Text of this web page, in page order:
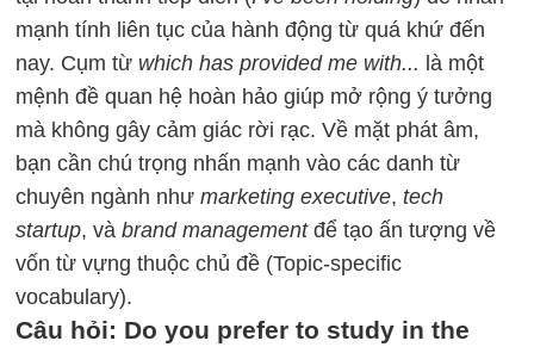
mạnh tính liên tục của hành động từ quá khứ đến
nay. Cụm từ which has provided me with... là một
mệnh đề quan hệ hoàn hảo giúp mở rộng ý tưởng
mà không gây cảm giác rời rạc. Về mặt phát âm,
bạn cần chú trọng nhấn mạnh vào các danh từ
chuyên ngành nhưmarketing executive,tech
startup, vàbrand managementđể tạo ấn tượng về
vốn từ vựng thuộc chủ đề (Topic-specific
vocabulary).
Câu hỏi: Do you prefer to study in the